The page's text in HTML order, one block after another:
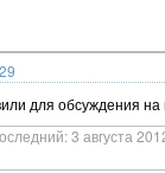
для обсуждения
3 августа